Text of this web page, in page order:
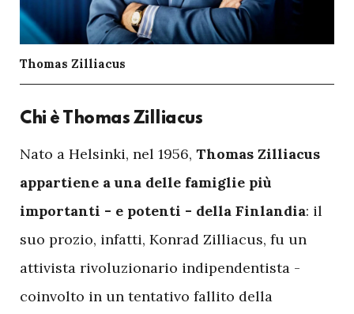
Thomas Zilliacus
Chi è Thomas Zilliacus
Nato a Helsinki, nel 1956, Thomas Zilliacus
appartiene a una delle famiglie più
importanti - e potenti - della Finlandia: il
suo prozio, infatti, Konrad Zilliacus, fu un
attivista rivoluzionario indipendentista -
coinvolto in un tentativo fallito della